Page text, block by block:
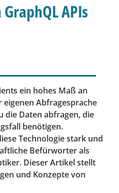
APIs
ein hohes Maß an
Abfragesprache
die Daten abfragen, die
benötigen.
Technologie stark und
Befürworter als
Dieser Artikel stellt
und Konzepte von